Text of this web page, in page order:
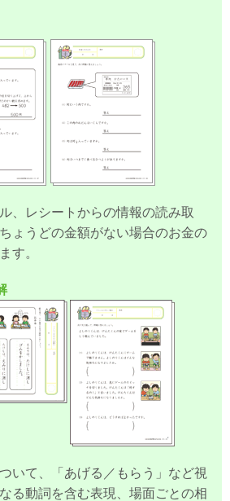
、レシートからの情報の読み取
ょうどの金額がない場合のお金の
す。
いて、「あげる／もらう」など視
る動詞を含む表現、場面ごとの相